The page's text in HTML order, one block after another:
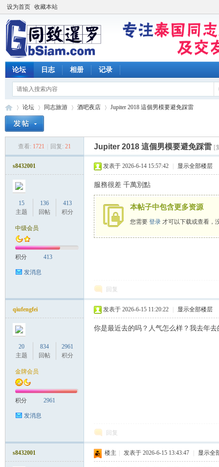
设为首页 收藏本站
论坛 日志 相册 记录
罗
论坛
›
同志旅游
›
酒吧夜店
›
Jupiter 2018 這個男模要避免踩雷
查看: 1721 回复: 21 Jupiter 2018 這個男模要避免踩雷 [
s8432001
15
主题
136
回帖
413
积分
中级会员
积分 413
发消息
发表于 2026-6-14 15:57:42 显示全部楼层
服務很差 千萬別點
本帖子中包含更多资源
您需要 登录才可以下载或查看，
回复
qiufengfei
20
主题
834
回帖
2961
积分
金牌会员
积分 2961
发消息
发表于 2026-6-15 11:20:22 显示全部楼层
你是最近去的吗？人气怎么样？我去年
回复
s8432001 楼主 发表于 2026-6-15 13:43:47 显示全